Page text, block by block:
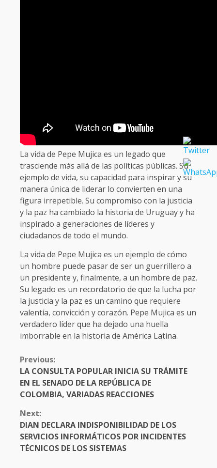
La vida de Pepe Mujica es un legado que
trasciende más allá de las políticas públicas. Su
ejemplo de vida, su capacidad para inspirar y su
manera única de liderar lo convierten en una
figura irrepetible. Su compromiso con la justicia
y la paz ha cambiado la historia de Uruguay y ha
inspirado a generaciones de líderes y
ciudadanos de todo el mundo.
La vida de Pepe Mujica es un ejemplo de cómo
un hombre puede pasar de ser un guerrillero a
un presidente y, finalmente, a un hombre de paz.
Su legado es un recordatorio de que la lucha por
la justicia y la paz es un camino que requiere
valentía, convicción y corazón. Pepe Mujica es un
verdadero líder que ha dejado una huella
imborrable en la historia de América Latina.
CONTINUE
READING
Previous:
LA CONSULTA POPULAR INICIA SU TRÁMITE
EN EL SENADO DE LA REPÚBLICA DE
COLOMBIA, VARIADAS REACCIONES
Next:
DIAN DECLARA INDISPONIBILIDAD DE LOS
SERVICIOS INFORMÁTICOS POR INCIDENTES
TÉCNICOS DE LOS SISTEMAS